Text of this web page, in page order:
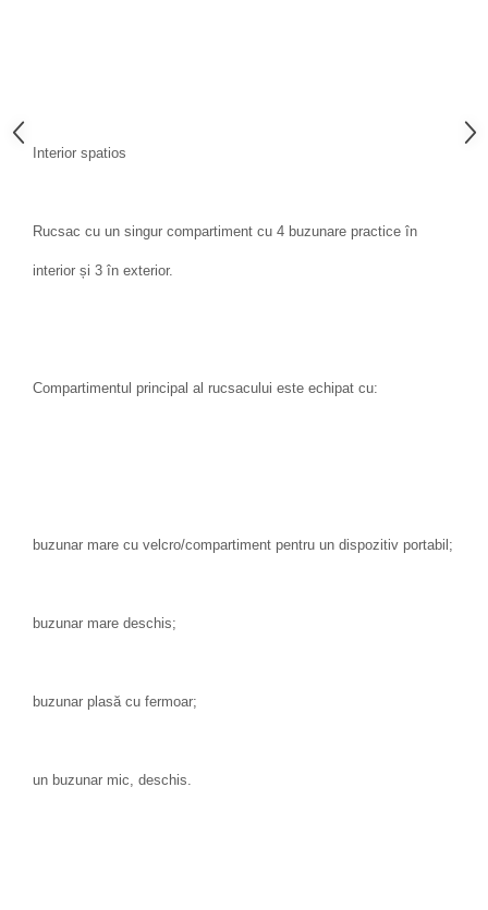
Interior spatios
Rucsac cu un singur compartiment cu 4 buzunare practice în
interior și 3 în exterior.
Compartimentul principal al rucsacului este echipat cu:
buzunar mare cu velcro/compartiment pentru un dispozitiv portabil;
buzunar mare deschis;
buzunar plasă cu fermoar;
un buzunar mic, deschis.